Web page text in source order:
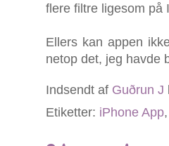
flere filtre ligesom på
Ellers kan appen
netop det, jeg havde
Indsendt af Guðrun J
Etiketter: iPhone App,